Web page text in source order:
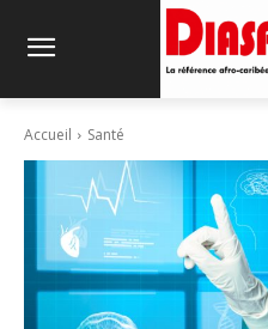
Accueil Santé